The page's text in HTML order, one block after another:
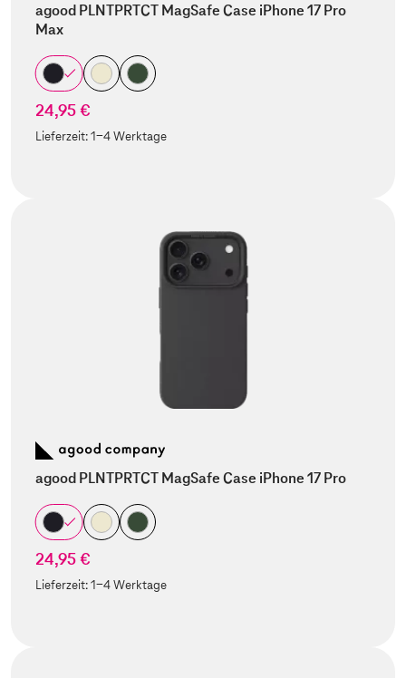
agood PLNTPRTCT MagSafe Case iPhone 17 Pro
Max
24,95 €
Lieferzeit:1-4 Werktage
agood PLNTPRTCT MagSafe Case iPhone 17 Pro
24,95 €
Lieferzeit:1-4 Werktage